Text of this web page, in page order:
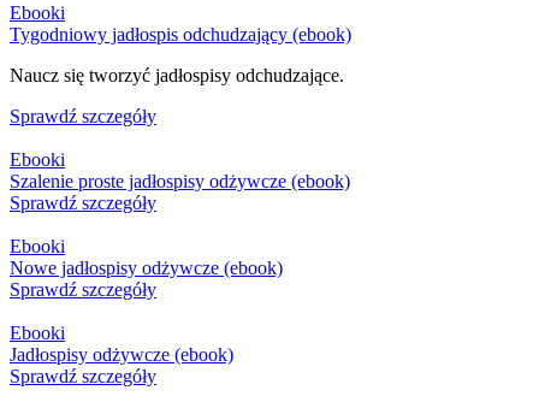
Ebooki
Tygodniowy jadłospis odchudzający (ebook)
Naucz się tworzyć jadłospisy odchudzające.
Sprawdź szczegóły
Ebooki
Szalenie proste jadłospisy odżywcze (ebook)
Sprawdź szczegóły
Ebooki
Nowe jadłospisy odżywcze (ebook)
Sprawdź szczegóły
Ebooki
Jadłospisy odżywcze (ebook)
Sprawdź szczegóły